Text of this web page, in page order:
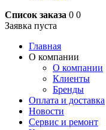
Список заказа 0 0
Заявка пуста
Главная
О компании
О компании
Клиенты
Бренды
Оплата и доставка
Новости
Сервис и ремонт